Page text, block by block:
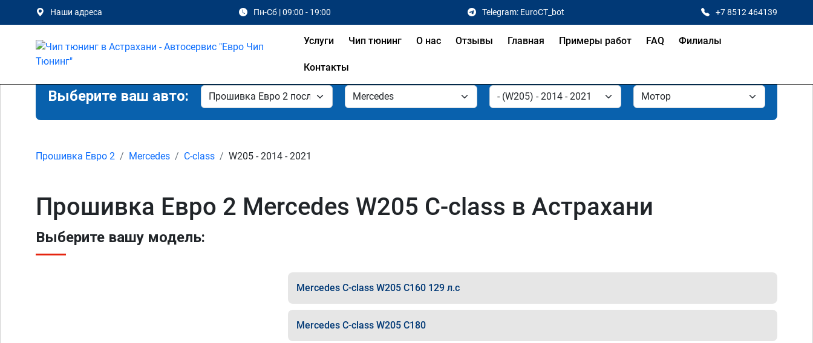
Наши адреса Пн-Сб | 09:00 - 19:00 Telegram: EuroCT_bot +7 8512 464139
Услуги Чип тюнинг О нас Отзывы Главная Примеры работ FAQ Филиалы
Контакты
Выберите ваш авто:
Прошивка Евро 2 Mercedes C-class W205 - 2014 - 2021
Прошивка Евро 2 Mercedes W205 C-class в Астрахани
Выберите вашу модель:
Mercedes C-class W205 C160 129 л.с
Mercedes C-class W205 C180